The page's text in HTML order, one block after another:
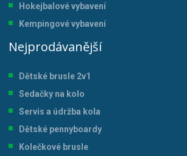
Hokejbalové vybavení
Kempingové vybavení
Nejprodávanější
Dětské brusle 2v1
Sedačky na kolo
Servis a údržba kola
Dětské pennyboardy
Kolečkové brusle